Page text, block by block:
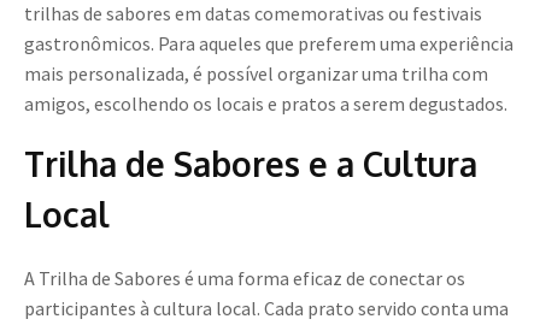
trilhas de sabores em datas comemorativas ou festivais
gastronômicos. Para aqueles que preferem uma experiência
mais personalizada, é possível organizar uma trilha com
amigos, escolhendo os locais e pratos a serem degustados.
Trilha de Sabores e a Cultura
Local
A Trilha de Sabores é uma forma eficaz de conectar os
participantes à cultura local. Cada prato servido conta uma